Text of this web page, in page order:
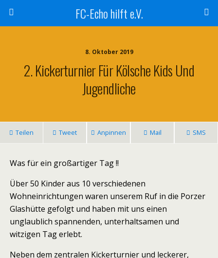
FC-Echo hilft e.V.
8. Oktober 2019
2. Kickerturnier Für Kölsche Kids Und
Jugendliche
Teilen Tweet Anpinnen Mail SMS
Was für ein großartiger Tag !!
Über 50 Kinder aus 10 verschiedenen
Wohneinrichtungen waren unserem Ruf in die Porzer
Glashütte gefolgt und haben mit uns einen
unglaublich spannenden, unterhaltsamen und
witzigen Tag erlebt.
Neben dem zentralen Kickerturnier und leckerer,